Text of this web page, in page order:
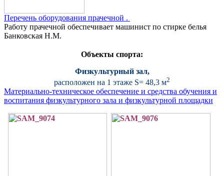
Перечень оборудования прачечной .
Работу прачечной обеспечивает машинист по стирке белья
Банковская Н.М.
Объекты спорта:
Физкультурный зал,
расположен на 1 этаже S= 48,3 м2
Материально-техническое обеспечение и средства обучения и
воспитания физкультурного зала и физкультурной площадки